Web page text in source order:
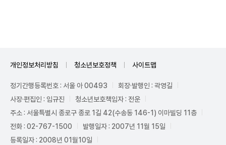
개인정보처리방침 청소년보호정책 사이트맵
정기간행등록번호 : 서울 아 00493
회장·발행인 : 곽영길
사장·편집인 : 임규진
청소년보호책임자 : 전운
주소 : 서울특별시 종로구 종로 1길 42(수송동 146-1) 이마빌딩 11층
전화 : 02-767-1500
발행일자 : 2007년 11월 15일
등록일자 : 2008년 01월10일